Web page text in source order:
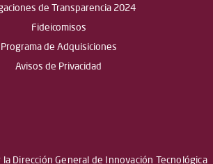
de Transparencia 2024
Fideicomisos
Programa de Adquisiciones
Avisos de Privacidad
Dirección General de Innovación Tecnológica